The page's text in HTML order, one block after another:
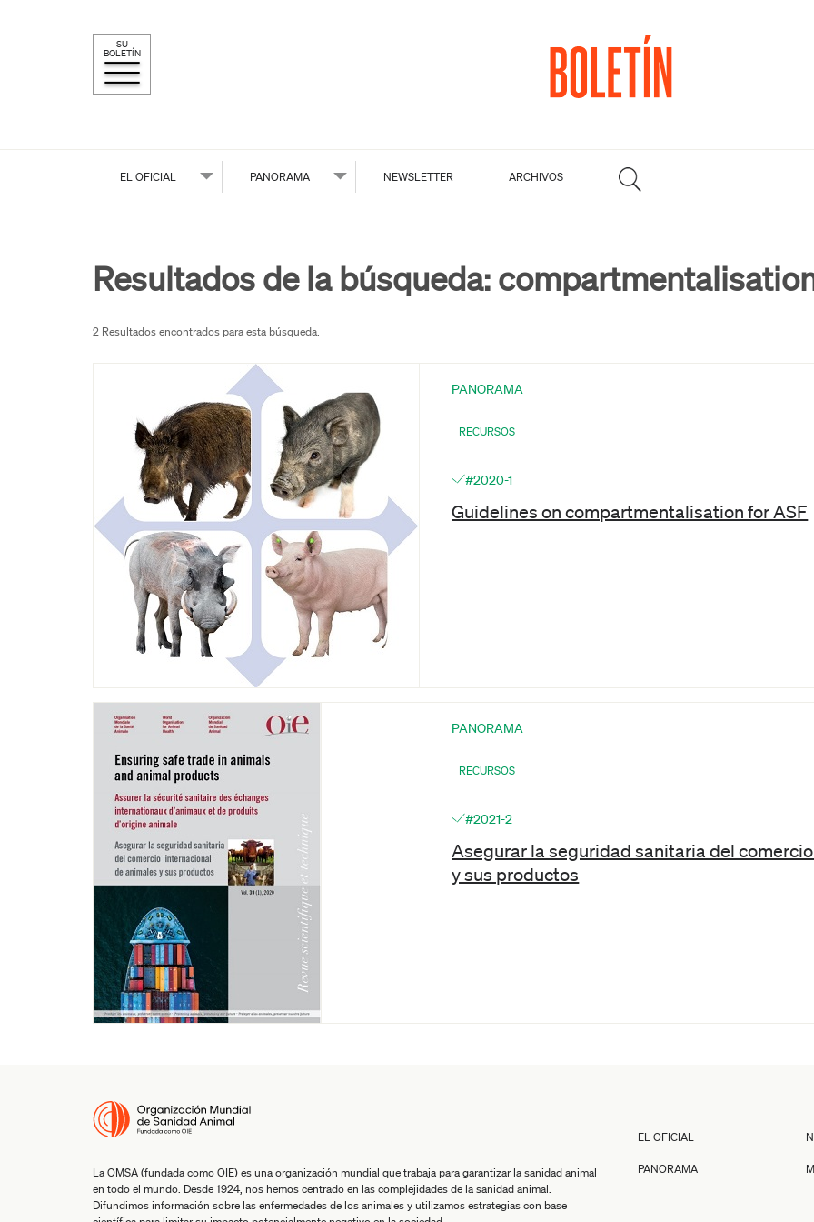
SU
BOLETÍN
EL OFICIAL PANORAMA NEWSLETTER ARCHIVOS
Resultados de la búsqueda:
2 Resultados encontrados para esta búsqueda.
PANORAMA
RECURSOS
#2020-1
Guidelines on compartmentalisation for ASF
PANORAMA
RECURSOS
#2021-2
Asegurar la seguridad sanitaria del
y sus productos
La OMSA (fundada como OIE) es una organización mundial que trabaja para garantizar la sanidad animal
en todo el mundo. Desde 1924, nos hemos centrado en las complejidades de la sanidad animal.
Difundimos información sobre las enfermedades de los animales y utilizamos estrategias con base
EL OFICIAL
PANORAMA